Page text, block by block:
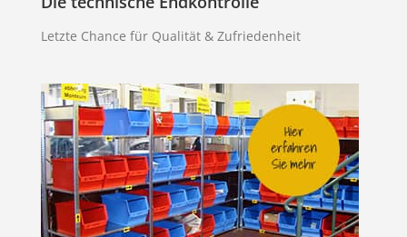
Letzte Chance für Qualität & Zufriedenheit